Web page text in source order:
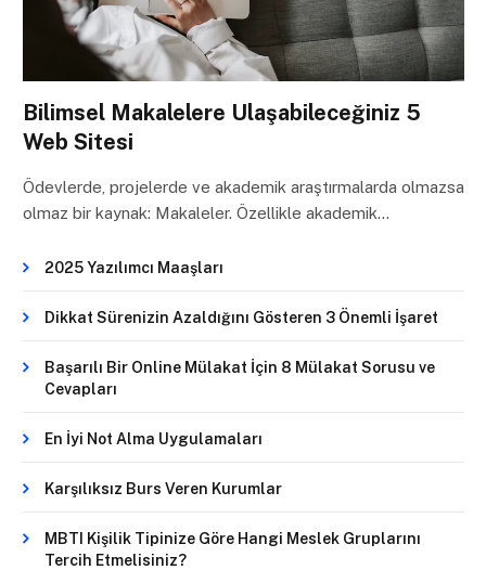
Bilimsel Makalelere Ulaşabileceğiniz 5
Web Sitesi
Ödevlerde, projelerde ve akademik araştırmalarda olmazsa
olmaz bir kaynak: Makaleler. Özellikle akademik…
2025 Yazılımcı Maaşları
Dikkat Sürenizin Azaldığını Gösteren 3 Önemli İşaret
Başarılı Bir Online Mülakat İçin 8 Mülakat Sorusu ve
Cevapları
En İyi Not Alma Uygulamaları
Karşılıksız Burs Veren Kurumlar
MBTI Kişilik Tipinize Göre Hangi Meslek Gruplarını
Tercih Etmelisiniz?